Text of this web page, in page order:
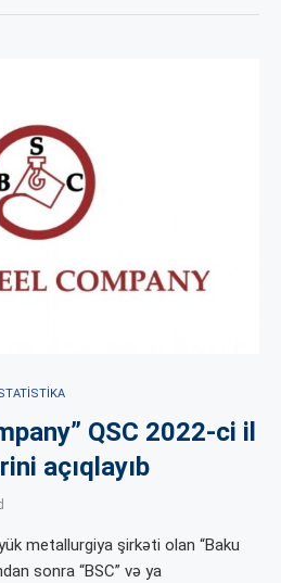
QSC 2022-ci il
açıqlayıb
metallurgiya şirkəti olan “Baku
sonra “BSC” və ya